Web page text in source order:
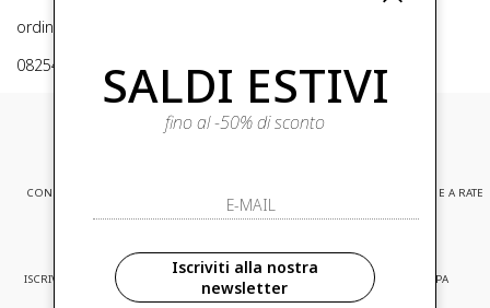
ordini@fashionscoppettuolo.it
0825449414
CONSEGNA EXPRESS PAGAMENTI SICURI E A RATE
ISCRIVITI ED ACCEDI A PROMOZIONI
RISERVATE
CONSEGNA IN TUTTA EUROPA
SALDI ESTIVI
fino al -50% di sconto
Iscriviti alla nostra
newsletter